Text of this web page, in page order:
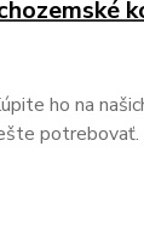
ho na